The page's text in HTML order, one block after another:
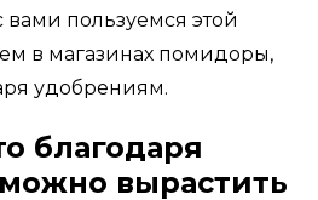
пользуемся этой
в магазинах помидоры,
удобрениям.
благодаря
вырастить